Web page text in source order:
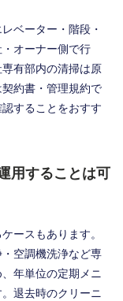
ベーター・階段・
オーナー側で行
有部内の清掃は原
約書・管理規約で
することをおすす
用することは可
ースもあります。
空調機洗浄など専
年単位の定期メニ
退去時のクリーニ